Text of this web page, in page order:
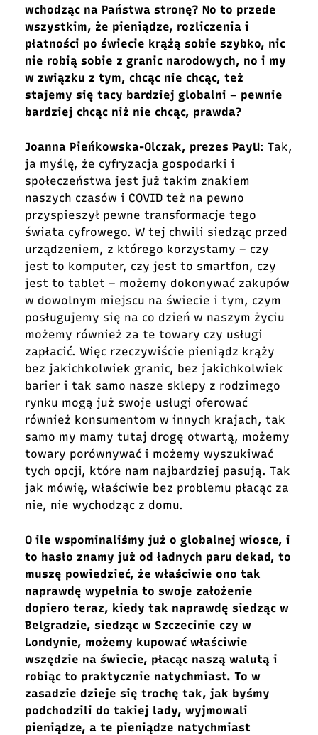
wchodząc na Państwa stronę? No to przede
wszystkim, że pieniądze, rozliczenia i
płatności po świecie krążą sobie szybko, nic
nie robią sobie z granic narodowych, no i my
w związku z tym, chcąc nie chcąc, też
stajemy się tacy bardziej globalni – pewnie
bardziej chcąc niż nie chcąc, prawda?
Joanna Pieńkowska-Olczak, prezes PayU: Tak,
ja myślę, że cyfryzacja gospodarki i
społeczeństwa jest już takim znakiem
naszych czasów i COVID też na pewno
przyspieszył pewne transformacje tego
świata cyfrowego. W tej chwili siedząc przed
urządzeniem, z którego korzystamy – czy
jest to komputer, czy jest to smartfon, czy
jest to tablet – możemy dokonywać zakupów
w dowolnym miejscu na świecie i tym, czym
posługujemy się na co dzień w naszym życiu
możemy również za te towary czy usługi
zapłacić. Więc rzeczywiście pieniądz krąży
bez jakichkolwiek granic, bez jakichkolwiek
barier i tak samo nasze sklepy z rodzimego
rynku mogą już swoje usługi oferować
również konsumentom w innych krajach, tak
samo my mamy tutaj drogę otwartą, możemy
towary porównywać i możemy wyszukiwać
tych opcji, które nam najbardziej pasują. Tak
jak mówię, właściwie bez problemu płacąc za
nie, nie wychodząc z domu.
O ile wspominaliśmy już o globalnej wiosce, i
to hasło znamy już od ładnych paru dekad, to
muszę powiedzieć, że właściwie ono tak
naprawdę wypełnia to swoje założenie
dopiero teraz, kiedy tak naprawdę siedząc w
Belgradzie, siedząc w Szczecinie czy w
Londynie, możemy kupować właściwie
wszędzie na świecie, płacąc naszą walutą i
robiąc to praktycznie natychmiast. To w
zasadzie dzieje się trochę tak, jak byśmy
podchodzili do takiej lady, wyjmowali
pieniądze, a te pieniądze natychmiast